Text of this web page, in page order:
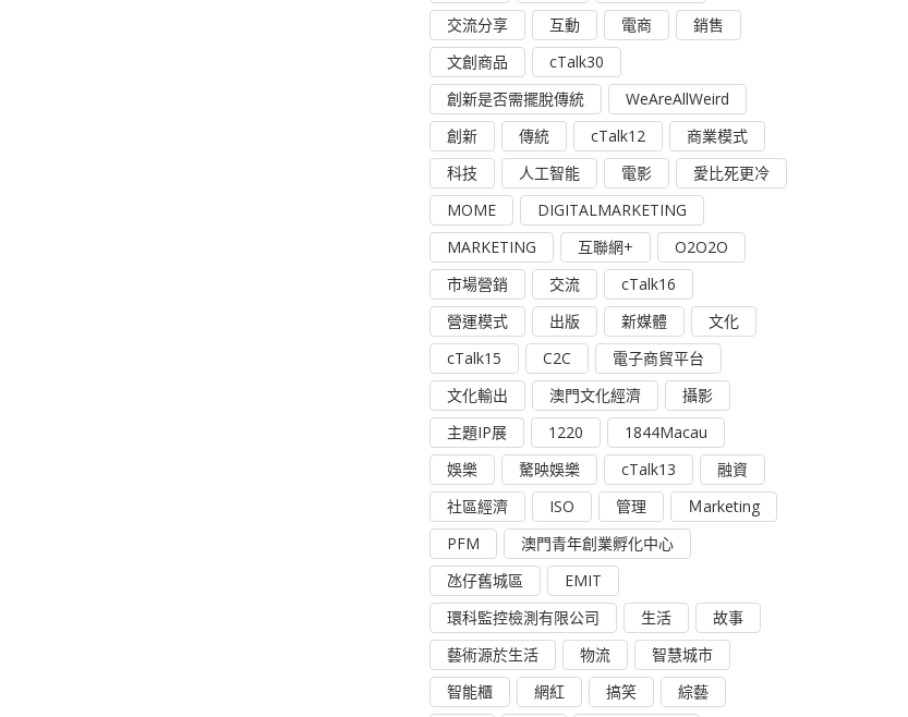
交流分享
互動 電商
銷售
文創商品
cTalk30
創新是否需擺脫傳統
WeAreAllWeird
創新
傳統 cTalk12
商業模式
科技
人工智能 電影
愛比死更冷
MOME
DIGITALMARKETING
MARKETING
互聯網+
O2O2O
市場營銷
交流
cTalk16
營運模式
出版 新媒體
文化
cTalk15
C2C
電子商貿平台
文化輸出
澳門文化經濟
攝影
主題IP展
1220
1844Macau
娛樂
驁映娛樂 cTalk13
融資
社區經濟
ISO 管理
Ｍarketing
PFM
澳門青年創業孵化中心
氹仔舊城區
EMIT
環科監控檢測有限公司
生活
故事
藝術源於生活
物流
智慧城市
智能櫃
網紅 搞笑
綜藝